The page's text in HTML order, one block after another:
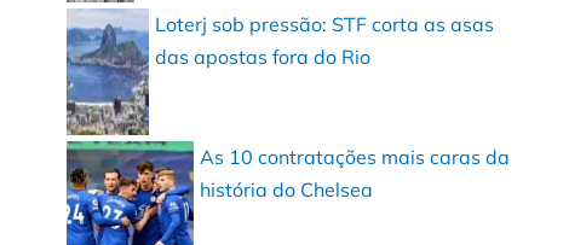
Loterj sob pressão: STF corta as asas
das apostas fora do Rio
As 10 contratações mais caras da
história do Chelsea